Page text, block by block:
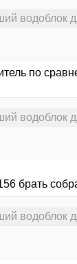
водоблок
по
водоблок
брать
водоблок